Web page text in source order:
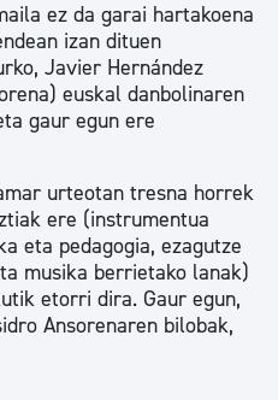
ez da garai hartakoena
izan dituen
Javier Hernández
euskal danbolinaren
gaur egun ere
urteotan tresna horrek
ere (instrumentua
eta pedagogia, ezagutze
musika berrietako lanak)
etorri dira. Gaur egun,
Ansorenaren bilobak,